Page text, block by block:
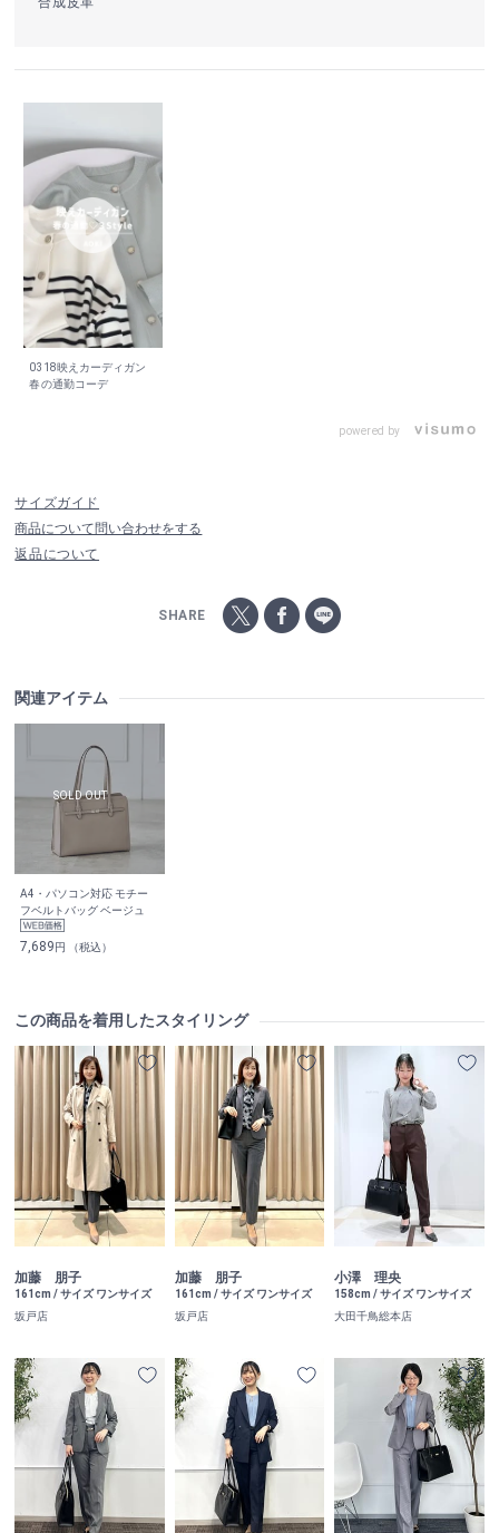
0318映えカーディガン
春の通勤コーデ
powered by
サイズガイド
商品について問い合わせをする
返品について
SHARE
関連アイテム
A4・パソコン対応 モチー
フベルトバッグ ベージュ
7,689円 （税込）
この商品を着用したスタイリング
加藤 朋子
161cm / サイズ ワンサイズ
坂戸店
加藤 朋子
161cm / サイズ ワンサイズ
坂戸店
小澤 理央
158cm / サイズ ワンサイズ
大田千鳥総本店